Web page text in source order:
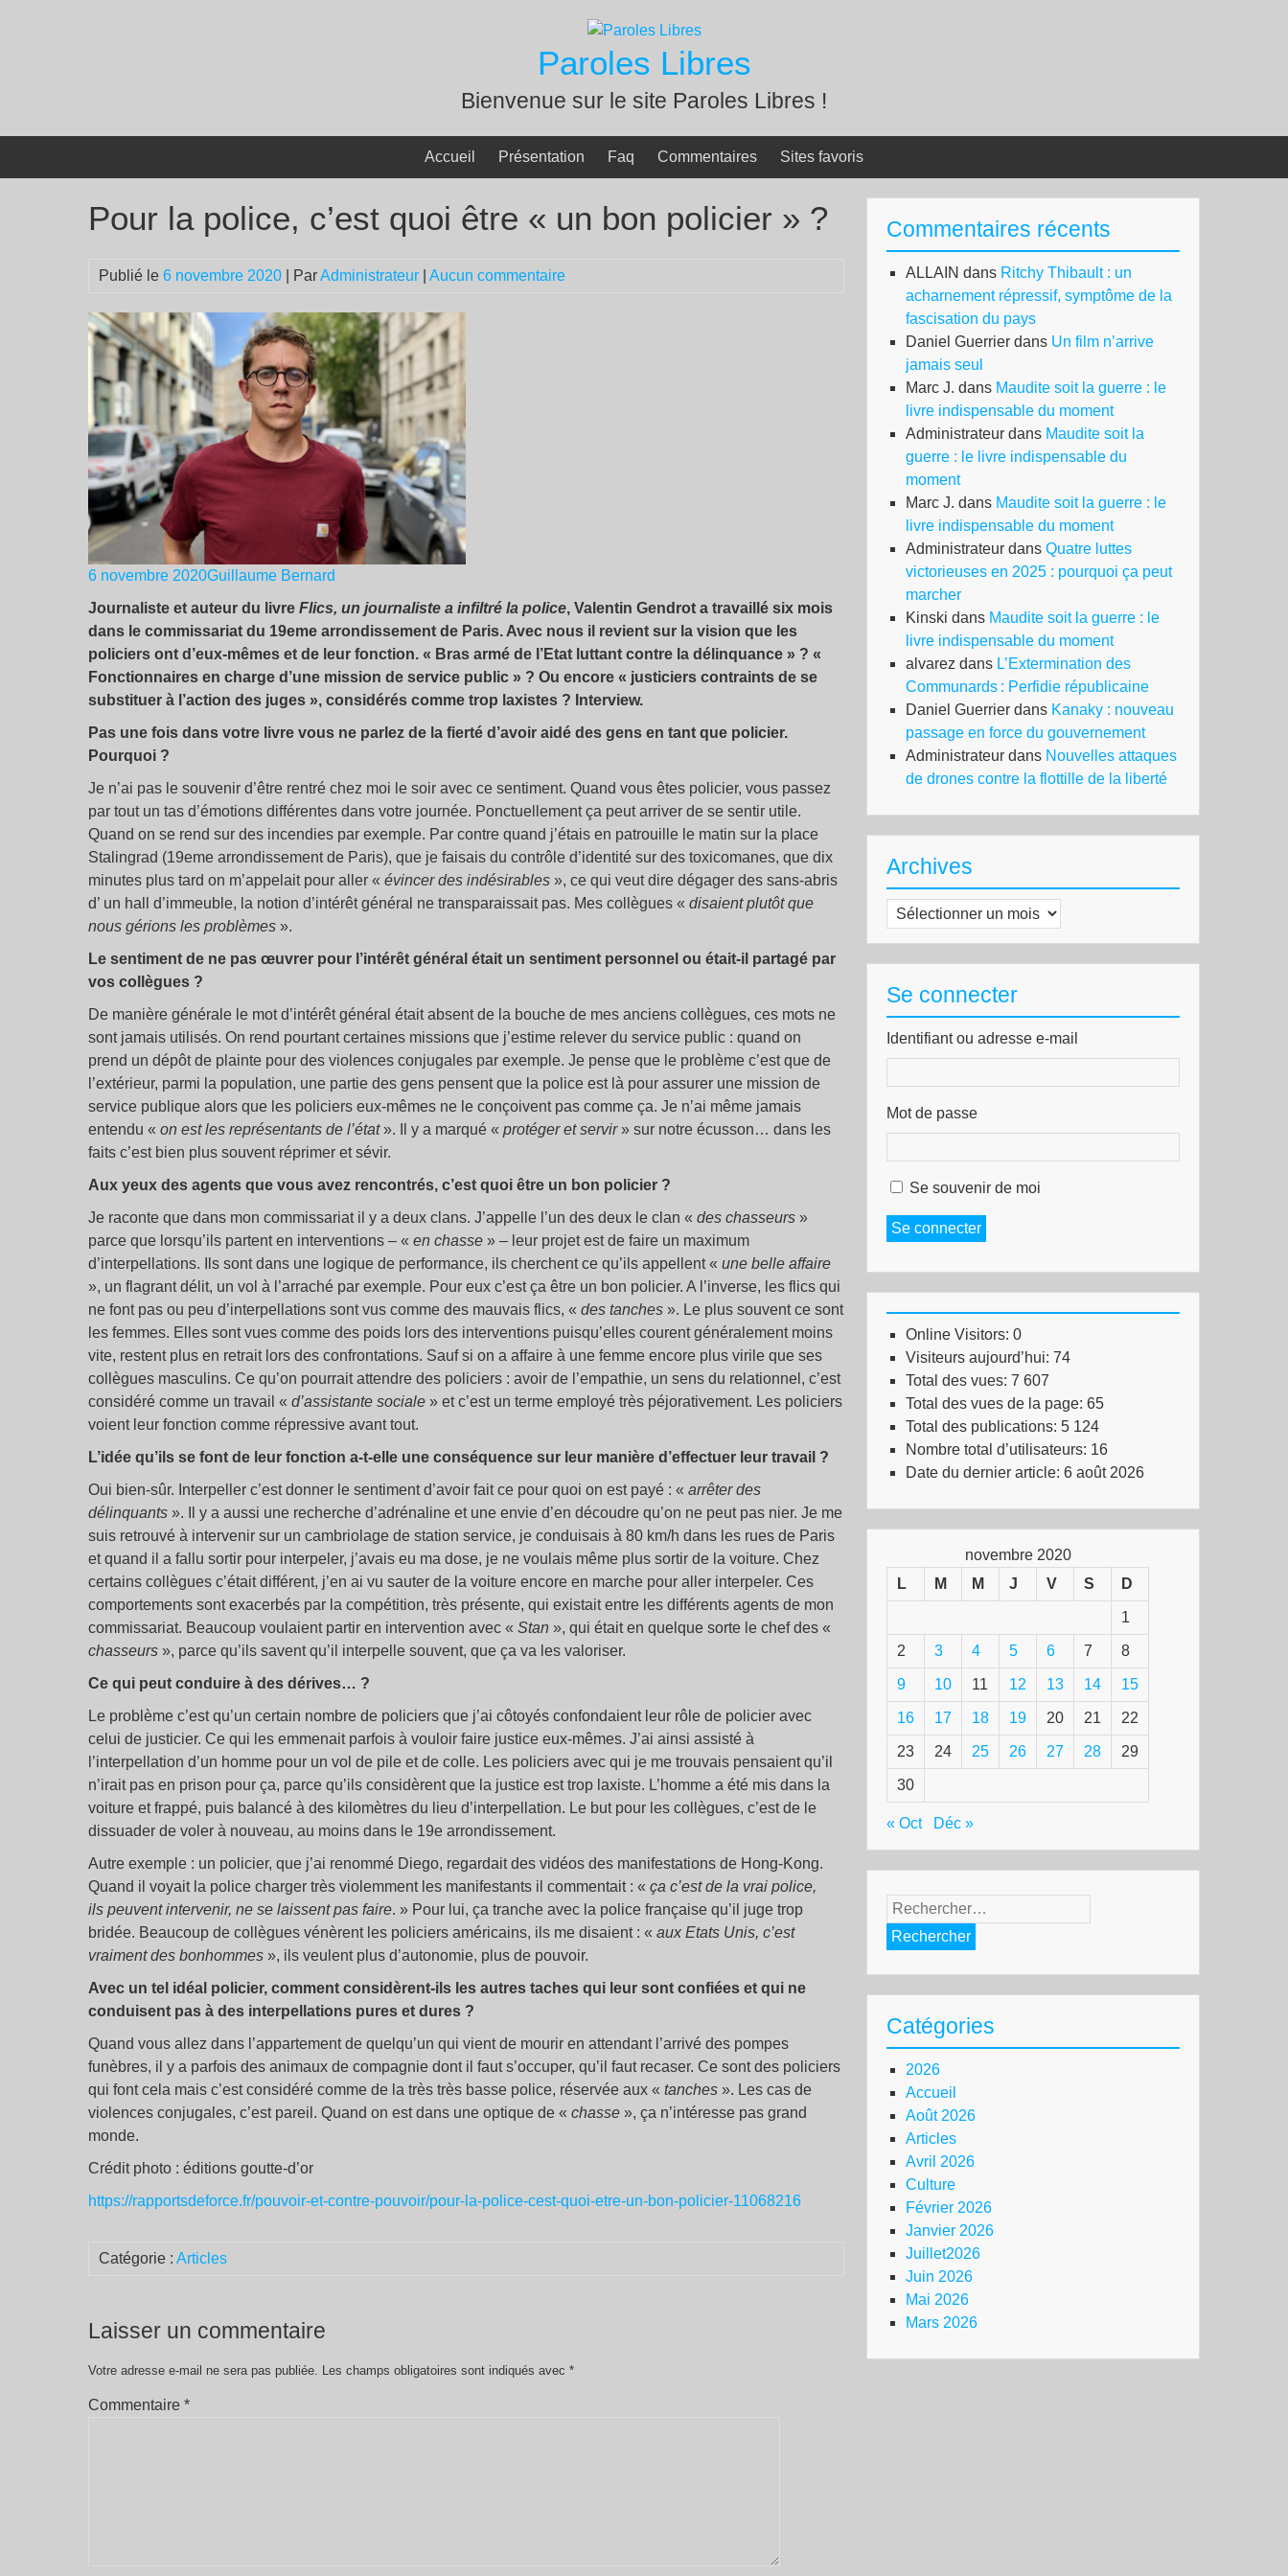
Paroles Libres
Bienvenue sur le site Paroles Libres !
Accueil Présentation Faq Commentaires Sites favoris
Pour la police, c’est quoi être « un bon policier » ?
Publié le 6 novembre 2020 | ParAdministrateur Aucun commentaire
6 novembre 2020Guillaume Bernard
Journaliste et auteur du livre Flics, un journaliste a infiltré la police, Valentin Gendrot a travaillé six mois
dans le commissariat du 19eme arrondissement de Paris. Avec nous il revient sur la vision que les
policiers ont d’eux-mêmes et de leur fonction. « Bras armé de l’Etat luttant contre la délinquance » ? «
Fonctionnaires en charge d’une mission de service public » ? Ou encore « justiciers contraints de se
substituer à l’action des juges », considérés comme trop laxistes ? Interview.
Pas une fois dans votre livre vous ne parlez de la fierté d’avoir aidé des gens en tant que policier.
Pourquoi ?
Je n’ai pas le souvenir d’être rentré chez moi le soir avec ce sentiment. Quand vous êtes policier, vous passez
par tout un tas d’émotions différentes dans votre journée. Ponctuellement ça peut arriver de se sentir utile.
Quand on se rend sur des incendies par exemple. Par contre quand j’étais en patrouille le matin sur la place
Stalingrad (19eme arrondissement de Paris), que je faisais du contrôle d’identité sur des toxicomanes, que dix
minutes plus tard on m’appelait pour aller « évincer des indésirables », ce qui veut dire dégager des sans-abris
d’ un hall d’immeuble, la notion d’intérêt général ne transparaissait pas. Mes collègues « disaient plutôt que
nous gérions les problèmes ».
Le sentiment de ne pas œuvrer pour l’intérêt général était un sentiment personnel ou était-il partagé par
vos collègues ?
De manière générale le mot d’intérêt général était absent de la bouche de mes anciens collègues, ces mots ne
sont jamais utilisés. On rend pourtant certaines missions que j’estime relever du service public : quand on
prend un dépôt de plainte pour des violences conjugales par exemple. Je pense que le problème c’est que de
l’extérieur, parmi la population, une partie des gens pensent que la police est là pour assurer une mission de
service publique alors que les policiers eux-mêmes ne le conçoivent pas comme ça. Je n’ai même jamais
entendu « on est les représentants de l’état». Il y a marqué « protéger et servir» sur notre écusson… dans les
faits c’est bien plus souvent réprimer et sévir.
Aux yeux des agents que vous avez rencontrés, c’est quoi être un bon policier ?
Je raconte que dans mon commissariat il y a deux clans. J’appelle l’un des deux le clan « des chasseurs »
parce que lorsqu’ils partent en interventions – « en chasse » – leur projet est de faire un maximum
d’interpellations. Ils sont dans une logique de performance, ils cherchent ce qu’ils appellent « une belle affaire
», un flagrant délit, un vol à l’arraché par exemple. Pour eux c’est ça être un bon policier. A l’inverse, les flics qui
ne font pas ou peu d’interpellations sont vus comme des mauvais flics, « des tanches ». Le plus souvent ce sont
les femmes. Elles sont vues comme des poids lors des interventions puisqu’elles courent généralement moins
vite, restent plus en retrait lors des confrontations. Sauf si on a affaire à une femme encore plus virile que ses
collègues masculins. Ce qu’on pourrait attendre des policiers : avoir de l’empathie, un sens du relationnel, c’est
considéré comme un travail « d’assistante sociale » et c’est un terme employé très péjorativement. Les policiers
voient leur fonction comme répressive avant tout.
L’idée qu’ils se font de leur fonction a-t-elle une conséquence sur leur manière d’effectuer leur travail ?
Oui bien-sûr. Interpeller c’est donner le sentiment d’avoir fait ce pour quoi on est payé : « arrêter des
délinquants ». Il y a aussi une recherche d’adrénaline et une envie d’en découdre qu’on ne peut pas nier. Je me
suis retrouvé à intervenir sur un cambriolage de station service, je conduisais à 80 km/h dans les rues de Paris
et quand il a fallu sortir pour interpeler, j’avais eu ma dose, je ne voulais même plus sortir de la voiture. Chez
certains collègues c’était différent, j’en ai vu sauter de la voiture encore en marche pour aller interpeler. Ces
comportements sont exacerbés par la compétition, très présente, qui existait entre les différents agents de mon
commissariat. Beaucoup voulaient partir en intervention avec « Stan », qui était en quelque sorte le chef des «
chasseurs », parce qu’ils savent qu’il interpelle souvent, que ça va les valoriser.
Ce qui peut conduire à des dérives… ?
Le problème c’est qu’un certain nombre de policiers que j’ai côtoyés confondaient leur rôle de policier avec
celui de justicier. Ce qui les emmenait parfois à vouloir faire justice eux-mêmes. J’ai ainsi assisté à
l’interpellation d’un homme pour un vol de pile et de colle. Les policiers avec qui je me trouvais pensaient qu’il
n’irait pas en prison pour ça, parce qu’ils considèrent que la justice est trop laxiste. L’homme a été mis dans la
voiture et frappé, puis balancé à des kilomètres du lieu d’interpellation. Le but pour les collègues, c’est de le
dissuader de voler à nouveau, au moins dans le 19e arrondissement.
Autre exemple : un policier, que j’ai renommé Diego, regardait des vidéos des manifestations de Hong-Kong.
Quand il voyait la police charger très violemment les manifestants il commentait : « ça c’est de la vrai police,
ils peuvent intervenir, ne se laissent pas faire. » Pour lui, ça tranche avec la police française qu’il juge trop
bridée. Beaucoup de collègues vénèrent les policiers américains, ils me disaient : « aux Etats Unis, c’est
vraiment des bonhommes », ils veulent plus d’autonomie, plus de pouvoir.
Avec un tel idéal policier, comment considèrent-ils les autres taches qui leur sont confiées et qui ne
conduisent pas à des interpellations pures et dures ?
Quand vous allez dans l’appartement de quelqu’un qui vient de mourir en attendant l’arrivé des pompes
funèbres, il y a parfois des animaux de compagnie dont il faut s’occuper, qu’il faut recaser. Ce sont des policiers
qui font cela mais c’est considéré comme de la très très basse police, réservée aux « tanches ». Les cas de
violences conjugales, c’est pareil. Quand on est dans une optique de « chasse », ça n’intéresse pas grand
monde.
Crédit photo : éditions goutte-d’or
https://rapportsdeforce.fr/pouvoir-et-contre-pouvoir/pour-la-police-cest-quoi-etre-un-bon-policier-11068216
Catégorie : Articles
Laisser un commentaire
Votre adresse e-mail ne sera pas publiée. Les champs obligatoires sont indiqués avec *
Commentaire *
Commentaires récents
ALLAIN dans Ritchy Thibault : un
acharnement répressif, symptôme de la
fascisation du pays
Daniel Guerrier dans Un film n’arrive
jamais seul
Marc J. dans Maudite soit la guerre : le
livre indispensable du moment
Administrateur dans Maudite soit la
guerre : le livre indispensable du
moment
Marc J. dans Maudite soit la guerre : le
livre indispensable du moment
Administrateur dans Quatre luttes
victorieuses en 2025 : pourquoi ça peut
marcher
Kinski dans Maudite soit la guerre : le
livre indispensable du moment
alvarez dans L’Extermination des
Communards : Perfidie républicaine
Daniel Guerrier dans Kanaky : nouveau
passage en force du gouvernement
Administrateur dans Nouvelles attaques
de drones contre la flottille de la liberté
Archives
Archives
Se connecter
Identifiant ou adresse e-mail
Mot de passe
Se souvenir de moi
Se connecter
Online Visitors: 0
Visiteurs aujourd’hui: 74
Total des vues: 7 607
Total des vues de la page: 65
Total des publications: 5 124
Nombre total d’utilisateurs: 16
Date du dernier article: 6 août 2026
novembre 2020
L
M M J V S D
1
2 3 4 5 6 7 8
9 10 11 12 13 14 15
16 17 18 19 20 21 22
23 24 25 26 27 28 29
30
« Oct Déc »
Rechercher :
Catégories
2026
Accueil
Août 2026
Articles
Avril 2026
Culture
Février 2026
Janvier 2026
Juillet2026
Juin 2026
Mai 2026
Mars 2026